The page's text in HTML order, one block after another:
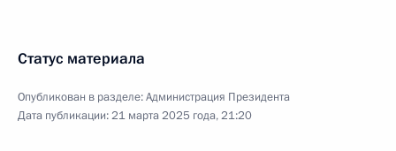
Статус материала
Опубликован в разделе:Администрация Президента
Дата публикации:21 марта 2025 года, 21:20